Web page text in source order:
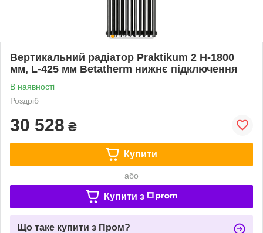
Вертикальний радіатор Praktikum 2 H-1800
мм, L-425 мм Betatherm нижнє підключення
В наявності
Роздріб
30 528 ₴
Купити
або
Купити з
Що таке купити з Пром?